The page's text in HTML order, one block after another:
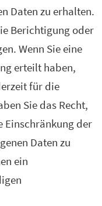
Daten zu erhalten.
Berichtigung oder
Wenn Sie eine
erteilt haben,
für die
Sie das Recht,
Einschränkung der
Daten zu
ein